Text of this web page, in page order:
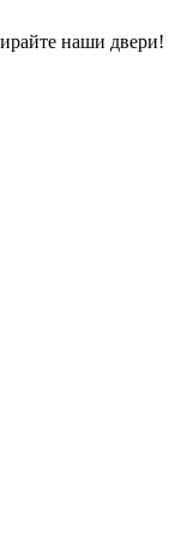
наши двери!